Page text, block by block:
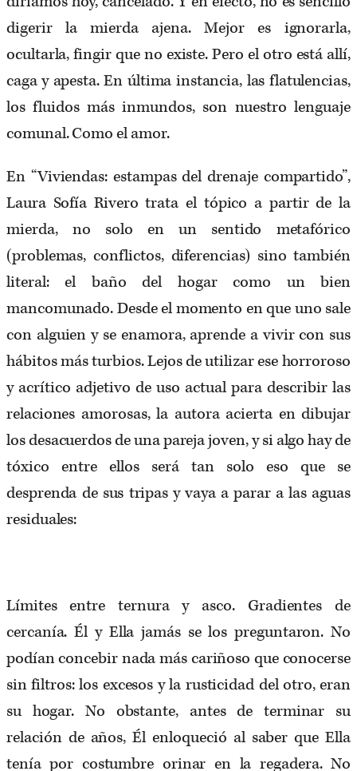
digerir la mierda ajena. Mejor es ignorarla,
ocultarla, fingir que no existe. Pero el otro está allí,
caga y apesta. En última instancia, las flatulencias,
los fluidos más inmundos, son nuestro lenguaje
comunal. Como el amor.
En “Viviendas: estampas del drenaje compartido”,
Laura Sofía Rivero trata el tópico a partir de la
mierda, no solo en un sentido metafórico
(problemas, conflictos, diferencias) sino también
literal: el baño del hogar como un bien
mancomunado. Desde el momento en que uno sale
con alguien y se enamora, aprende a vivir con sus
hábitos más turbios. Lejos de utilizar ese horroroso
y acrítico adjetivo de uso actual para describir las
relaciones amorosas, la autora acierta en dibujar
los desacuerdos de una pareja joven, y si algo hay de
tóxico entre ellos será tan solo eso que se
desprenda de sus tripas y vaya a parar a las aguas
residuales:
Límites entre ternura y asco. Gradientes de
cercanía. Él y Ella jamás se los preguntaron. No
podían concebir nada más cariñoso que conocerse
sin filtros: los excesos y la rusticidad del otro, eran
su hogar. No obstante, antes de terminar su
relación de años, Él enloqueció al saber que Ella
tenía por costumbre orinar en la regadera. No